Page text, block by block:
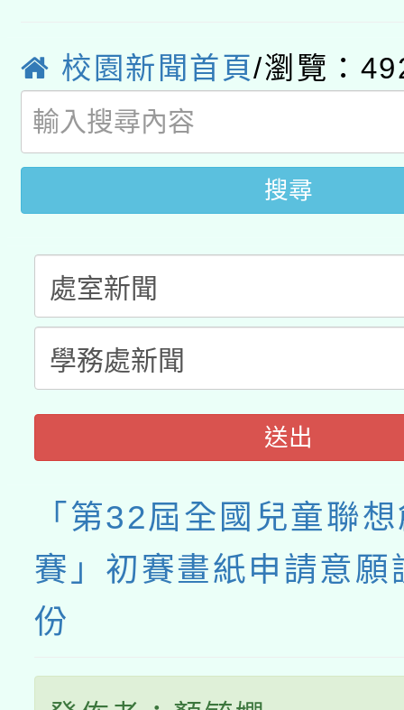
用水績優單位及節水達
動」
桃園市孔廟祈福系列
開 智慧啟航」
2026年桃園地景藝術
校園新聞首頁/瀏覽：
搜尋
送出
「第32屆全國兒童聯
賽」初賽畫紙申請意願
份